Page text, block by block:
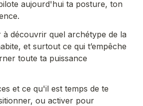
aujourd'hui ta posture, ton
à découvrir quel archétype de la
et surtout ce qui t’empêche
toute ta puissance
et ce qu'il est temps de te
ou activer pour